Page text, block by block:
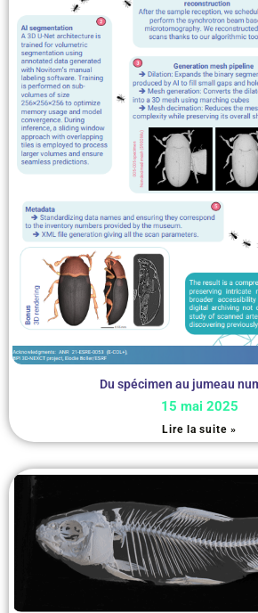
Du spécimen au jumeau
15 mai 2025
Lire la suite »